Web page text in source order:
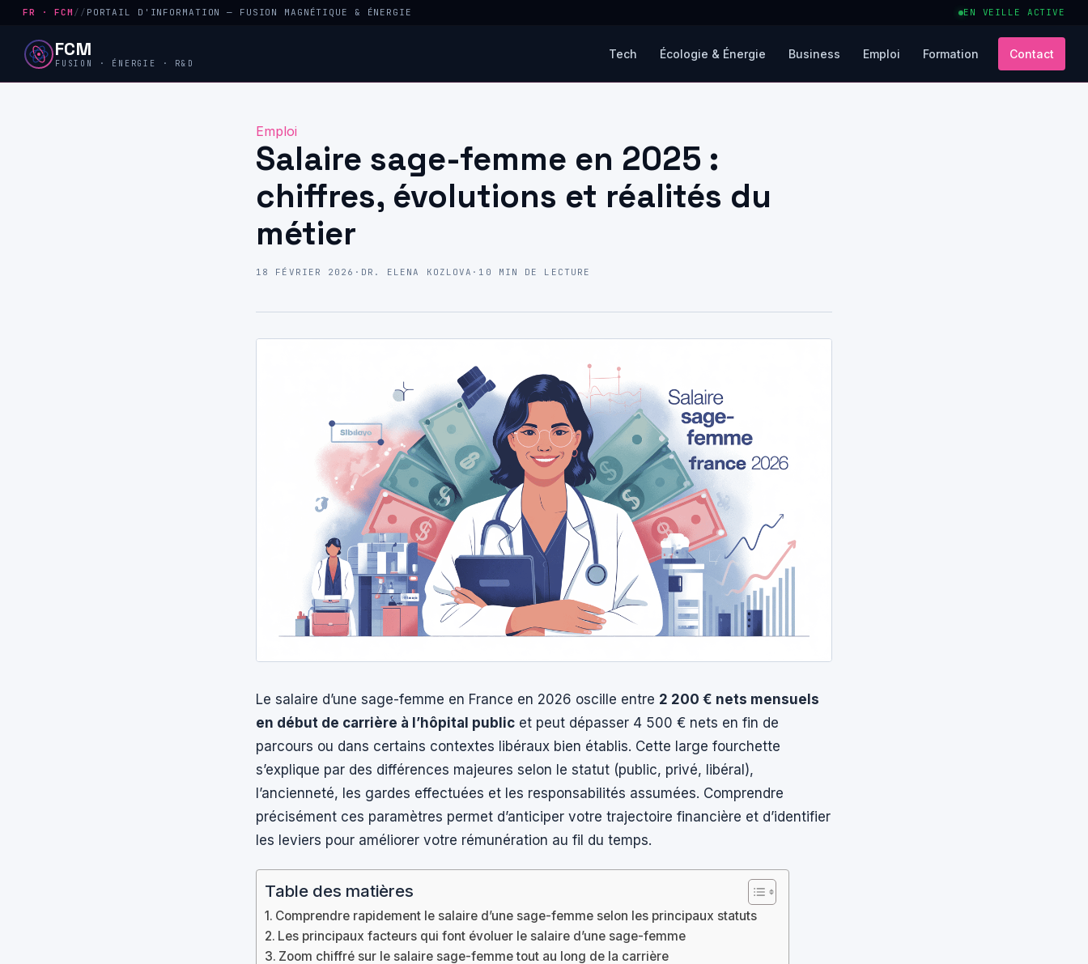
FR · FCM // PORTAIL D'INFORMATION — FUSION MAGNÉTIQUE & ÉNERGIE EN VEILLE ACTIVE
FCM
FUSION · ÉNERGIE · R&D
Tech Écologie & Énergie Business Emploi Formation Contact
Emploi
Salaire sage-femme en 2025 :
chiffres, évolutions et réalités du
métier
18 FÉVRIER 2026 · DR. ELENA KOZLOVA · 10 MIN DE LECTURE
Le salaire d’une sage-femme en France en 2026 oscille entre 2 200 € nets mensuels
en début de carrière à l’hôpital public et peut dépasser 4 500 € nets en fin de
parcours ou dans certains contextes libéraux bien établis. Cette large fourchette
s’explique par des différences majeures selon le statut (public, privé, libéral),
l’ancienneté, les gardes effectuées et les responsabilités assumées. Comprendre
précisément ces paramètres permet d’anticiper votre trajectoire financière et d’identifier
les leviers pour améliorer votre rémunération au fil du temps.
Table des matières
Comprendre rapidement le salaire d’une sage-femme selon les principaux statuts
Les principaux facteurs qui font évoluer le salaire d’une sage-femme
Zoom chiffré sur le salaire sage-femme tout au long de la carrière